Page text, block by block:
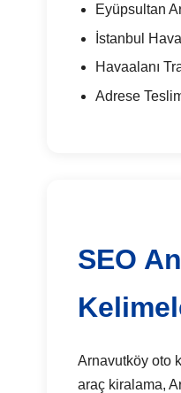
Eyüpsultan
İstanbul
Havaalanı
Adrese
SEO
Arnavutköy oto
araç kiralama,